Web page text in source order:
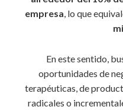
empresa, lo que
En este sentido,
oportunidades de
terapéuticas, de
radicales o